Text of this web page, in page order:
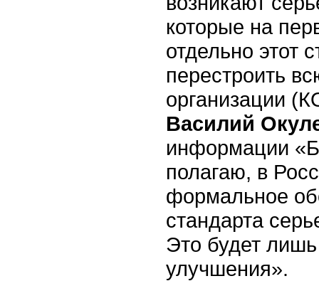
которые на
отдельно этот
перестроить
организации
Василий
информации
полагаю, в
формальное
стандарта
Это будет
улучшения».